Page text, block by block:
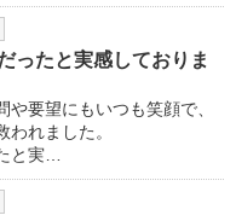
ったと実感しておりま
要望にもいつも笑顔で、
れました。
と実…